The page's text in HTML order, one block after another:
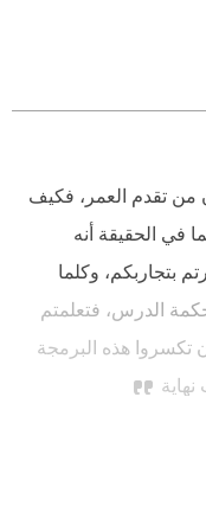
من تقدم العمر، فكيف
في الحقيقة أنه
بتجاربكم، وكلما
الدرس، فتعلمتم
تكسروا هذه البرمجة